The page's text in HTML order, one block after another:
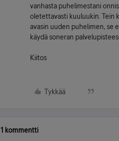
vanhasta puhelimestani
oletettavasti kuuluukin. Tein
avasin uuden puhelimen, se
käydä soneran
Kiitos
Tykkää
1 kommentti